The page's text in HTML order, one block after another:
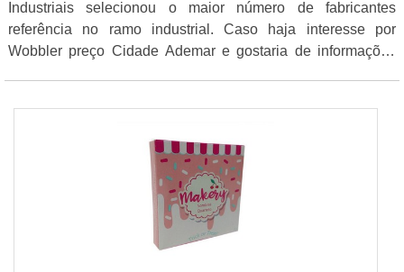
Industriais selecionou o maior número de fabricantes
referência no ramo industrial. Caso haja interesse por
Wobbler preço Cidade Ademar e gostaria de informações